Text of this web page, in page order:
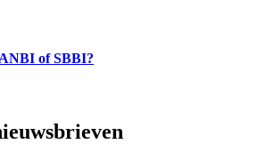
of SBBI?